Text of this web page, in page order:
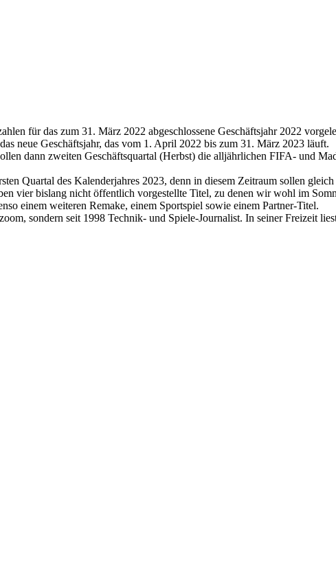
für das zum 31. März 2022 abgeschlossene Geschäftsjahr 2022
neue Geschäftsjahr, das vom 1. April 2022 bis zum 31. März 2023 läuft.
dann zweiten Geschäftsquartal (Herbst) die alljährlichen FIFA- und
Quartal des Kalenderjahres 2023, denn in diesem Zeitraum sollen
vier bislang nicht öffentlich vorgestellte Titel, zu denen wir wohl im
einem weiteren Remake, einem Sportspiel sowie einem Partner-Titel.
sondern seit 1998 Technik- und Spiele-Journalist. In seiner Freizeit